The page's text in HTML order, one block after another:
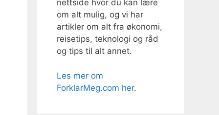
nettside hvor du kan lære
om alt mulig, og vi har
artikler om alt fra økonomi,
reisetips, teknologi og råd
og tips til alt annet.
Les mer om
ForklarMeg.com her.